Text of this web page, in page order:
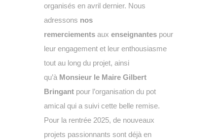
organisés en avril dernier. Nous
adressons nos
remerciements aux enseignantes pour
leur engagement et leur enthousiasme
tout au long du projet, ainsi
qu’à Monsieur le Maire Gilbert
Bringant pour l’organisation du pot
amical qui a suivi cette belle remise.
Pour la rentrée 2025, de nouveaux
projets passionnants sont déjà en